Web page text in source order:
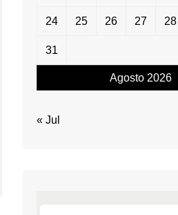
Agosto 2026
24 25 26 27 28
31
« Jul